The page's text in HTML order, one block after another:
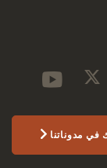
في مدوناتنا